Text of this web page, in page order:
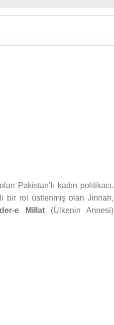
Pakistan’lı kadın politikacı.
bir rol üstlenmiş olan Jinnah,
e Millat(Ülkenin Annesi)